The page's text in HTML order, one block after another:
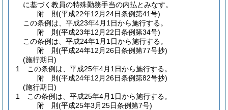
に基づく教員の特殊勤務手当の内払とみなす。
附 則(平成22年12月24日条例第41号)
この条例は、平成23年4月1日から施行する。
附 則(平成23年12月22日条例第34号)
この条例は、平成24年1月1日から施行する。
附 則(平成24年12月26日条例第77号抄)
(施行期日)
1
この条例は、平成25年4月1日から施行する。
附 則(平成24年12月26日条例第82号抄)
(施行期日)
1
この条例は、平成25年4月1日から施行する。
附 則(平成25年3月25日条例第7号)